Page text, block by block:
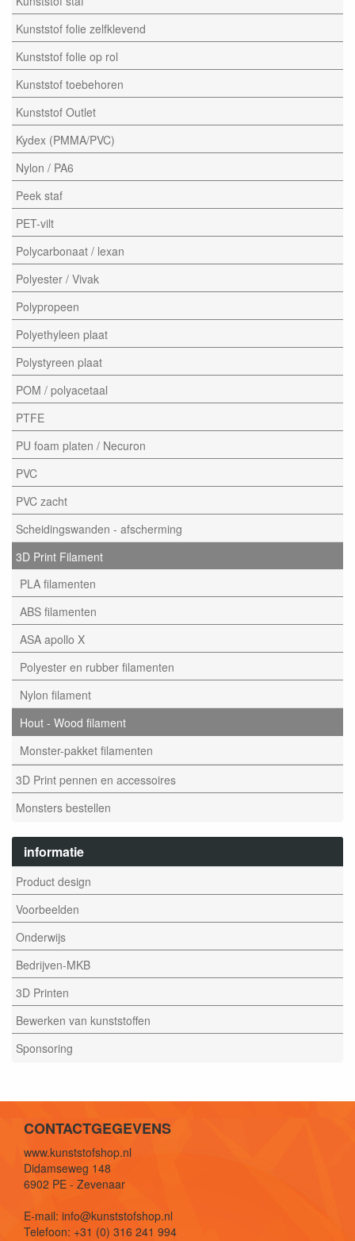
Kunststof folie zelfklevend
Kunststof folie op rol
Kunststof toebehoren
Kunststof Outlet
Kydex (PMMA/PVC)
Nylon / PA6
Peek staf
PET-vilt
Polycarbonaat / lexan
Polyester / Vivak
Polypropeen
Polyethyleen plaat
Polystyreen plaat
POM / polyacetaal
PTFE
PU foam platen / Necuron
PVC
PVC zacht
Scheidingswanden - afscherming
3D Print Filament
PLA filamenten
ABS filamenten
ASA apollo X
Polyester en rubber filamenten
Nylon filament
Hout - Wood filament
Monster-pakket filamenten
3D Print pennen en accessoires
Monsters bestellen
informatie
Product design
Voorbeelden
Onderwijs
Bedrijven-MKB
3D Printen
Bewerken van kunststoffen
Sponsoring
CONTACTGEGEVENS
www.kunststofshop.nl
Didamseweg 148
6902 PE - Zevenaar
E-mail: info@kunststofshop.nl
Telefoon: +31 (0) 316 241 994